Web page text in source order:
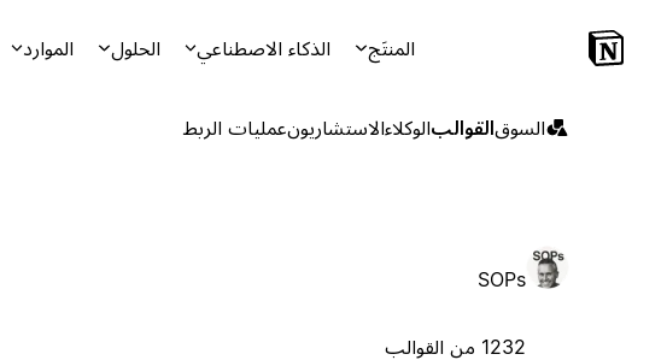
المنتَج الذكاء الاصطناعي الحلول الموارد
السوقالقوالبالوكلاءالاستشاريونعمليات الربط
SOPs
1232 من القوالب